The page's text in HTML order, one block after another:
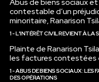
Abus de biens sociaux
contestable d’un
minoritaire, Ranarison
1 - L'INTÉRÊT CIVIL REVIENT À LA
Plainte de Ranarison
les factures contestées
1 - ABUS DE BIENS SOCIAUX :
DES OPÉRATIONS